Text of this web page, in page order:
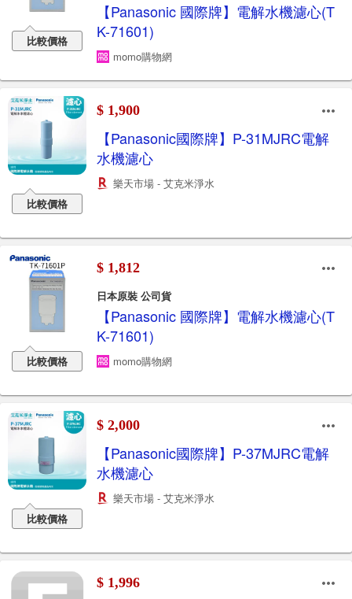
比較價格
【Panasonic 國際牌】電解水機濾心(T
K-71601)
momo購物網
比較價格
$ 1,900
【Panasonic國際牌】P-31MJRC電解
水機濾心
樂天市場 - 艾克米淨水
比較價格
$ 1,812
日本原裝 公司貨
【Panasonic 國際牌】電解水機濾心(T
K-71601)
momo購物網
比較價格
$ 2,000
【Panasonic國際牌】P-37MJRC電解
水機濾心
樂天市場 - 艾克米淨水
$ 1,996